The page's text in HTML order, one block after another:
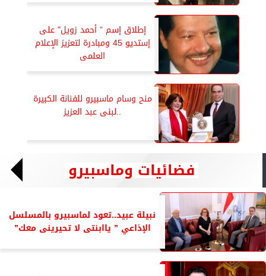
إطلاق إسم ” أحمد زويل” على
إستديو 45 ومبادرة لتعزيز الإعلام
العلمى
منح وسام ماسبيرو للفنانة الكبيرة
..لبنى عبد العزيز
فضائيات وماسبيرو
نبيلة عبيد..تعود لماسبيرو بالمسلسل
الإذاعي ” ياابنتى لا تحيرينى معك”